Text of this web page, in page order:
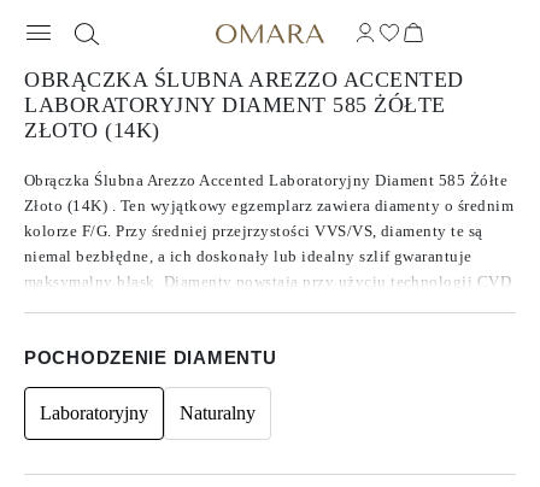
OBRĄCZKA ŚLUBNA AREZZO ACCENTED
LABORATORYJNY DIAMENT 585 ŻÓŁTE
ZŁOTO (14K)
Obrączka Ślubna Arezzo Accented Laboratoryjny Diament 585 Żółte
Złoto (14K) . Ten wyjątkowy egzemplarz zawiera diamenty o średnim
kolorze F/G. Przy średniej przejrzystości VVS/VS, diamenty te są
niemal bezbłędne, a ich doskonały lub idealny szlif gwarantuje
maksymalny blask. Diamenty powstają przy użyciu technologii CVD
masę w karatach 0.28.
POCHODZENIE DIAMENTU
Laboratoryjny Naturalny